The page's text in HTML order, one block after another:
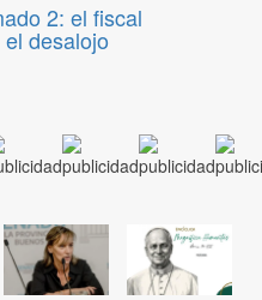
2: el fiscal
desalojo